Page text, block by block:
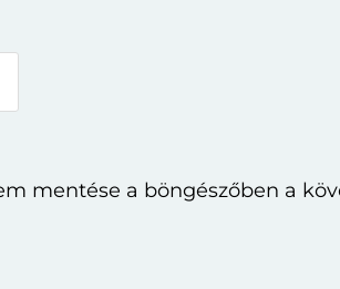
mentése a böngészőben a